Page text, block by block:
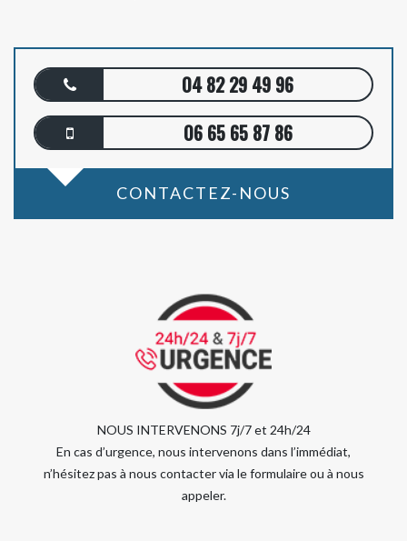
04 82 29 49 96
06 65 65 87 86
CONTACTEZ-NOUS
NOUS INTERVENONS 7j/7 et 24h/24
En cas d’urgence, nous intervenons dans l’immédiat,
n’hésitez pas à nous contacter via le formulaire ou à nous
appeler.